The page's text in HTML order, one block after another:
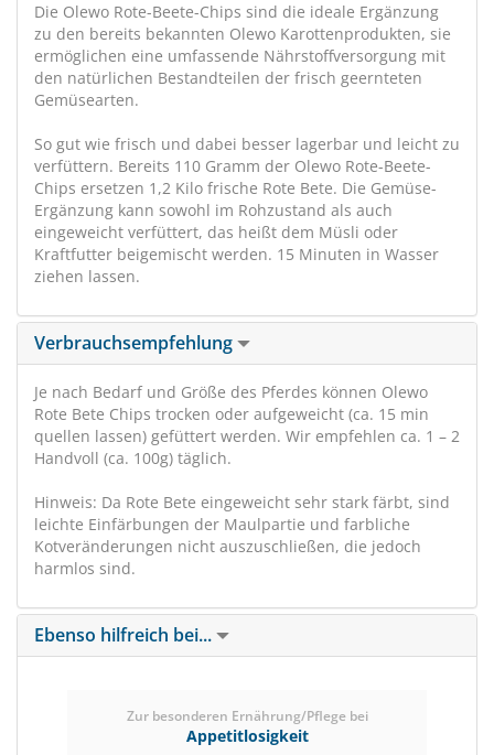
Die Olewo Rote-Beete-Chips sind die ideale Ergänzung
zu den bereits bekannten Olewo Karottenprodukten, sie
ermöglichen eine umfassende Nährstoffversorgung mit
den natürlichen Bestandteilen der frisch geernteten
Gemüsearten.
So gut wie frisch und dabei besser lagerbar und leicht zu
verfüttern. Bereits 110 Gramm der Olewo Rote-Beete-
Chips ersetzen 1,2 Kilo frische Rote Bete. Die Gemüse-
Ergänzung kann sowohl im Rohzustand als auch
eingeweicht verfüttert, das heißt dem Müsli oder
Kraftfutter beigemischt werden. 15 Minuten in Wasser
ziehen lassen.
Verbrauchsempfehlung
Je nach Bedarf und Größe des Pferdes können Olewo
Rote Bete Chips trocken oder aufgeweicht (ca. 15 min
quellen lassen) gefüttert werden. Wir empfehlen ca. 1 – 2
Handvoll (ca. 100g) täglich.
Hinweis: Da Rote Bete eingeweicht sehr stark färbt, sind
leichte Einfärbungen der Maulpartie und farbliche
Kotveränderungen nicht auszuschließen, die jedoch
harmlos sind.
Ebenso hilfreich bei...
Zur besonderen Ernährung/Pflege bei
Appetitlosigkeit